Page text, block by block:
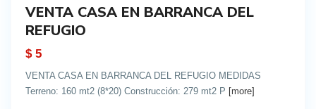
VENTA CASA EN BARRANCA DEL
REFUGIO
$ 5
VENTA CASA EN BARRANCA DEL REFUGIO MEDIDAS
Terreno: 160 mt2 (8*20) Construcción: 279 mt2 P [more]